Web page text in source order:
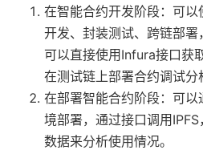
在智能合约开发阶段：可
开发、封装测试、跨链部署
可以直接使用Infura接口获
在测试链上部署合约调试分
在部署智能合约阶段：可
境部署，通过接口调用
数据来分析使用情况。